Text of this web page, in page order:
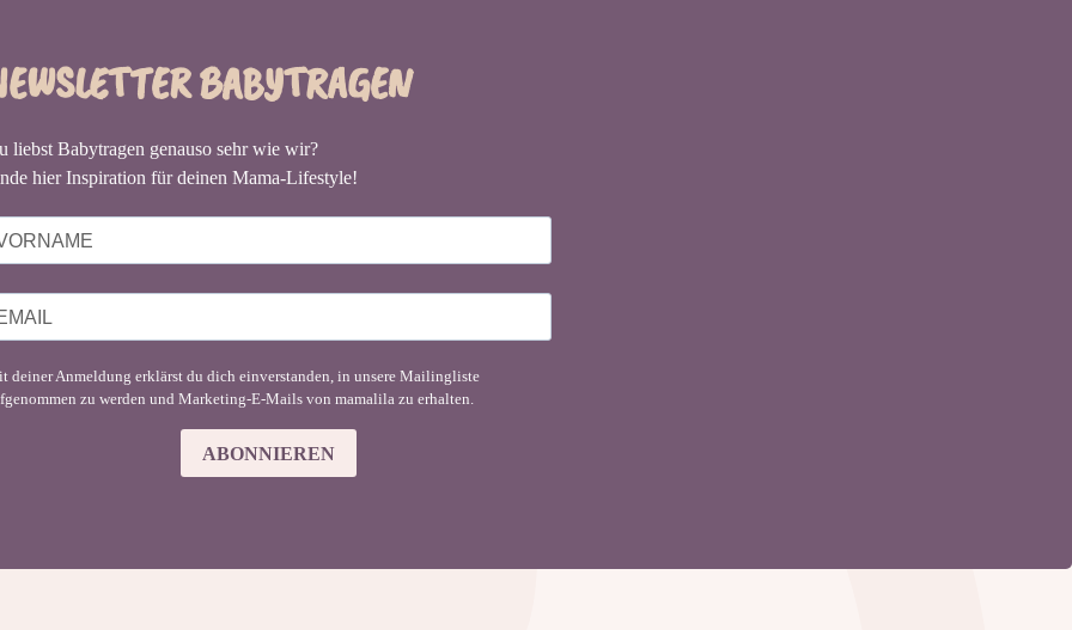
BABYTRAGEN
liebst Babytragen genauso sehr wie wir?
hier Inspiration für deinen Mama-Lifestyle!
deiner Anmeldung erklärst du dich einverstanden, in unsere Mailingliste
zu werden und Marketing-E-Mails von mamalila zu erhalten.
ABONNIEREN